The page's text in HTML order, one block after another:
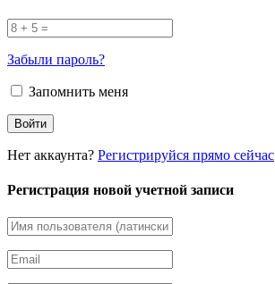
Забыли пароль?
Запомнить меня
Нет аккаунта? Регистрируйся прямо сейчас
Регистрация новой учетной записи